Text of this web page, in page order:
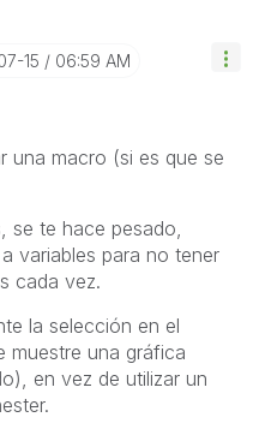
15 06:59 AM
una macro (si es que se
se te hace pesado,
variables para no tener
cada vez.
la selección en el
muestre una gráfica
en vez de utilizar un